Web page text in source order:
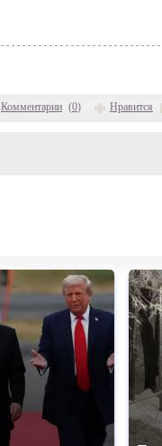
Комментарии (0) Нравится